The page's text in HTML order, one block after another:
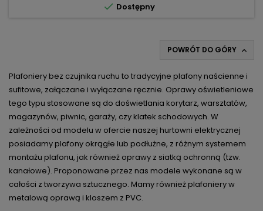
 Dostępny
POWRÓT DO GÓRY 
Plafoniery bez czujnika ruchu to tradycyjne plafony naścienne i
sufitowe, załączane i wyłączane ręcznie. Oprawy oświetleniowe
tego typu stosowane są do doświetlania korytarz, warsztatów,
magazynów, piwnic, garaży, czy klatek schodowych. W
zależności od modelu w ofercie naszej hurtowni elektrycznej
posiadamy plafony okrągłe lub podłużne, z różnym systemem
montażu plafonu, jak również oprawy z siatką ochronną (tzw.
kanałowe). Proponowane przez nas modele wykonane są w
całości z tworzywa sztucznego. Mamy również plafoniery w
metalową oprawą i kloszem z PVC.